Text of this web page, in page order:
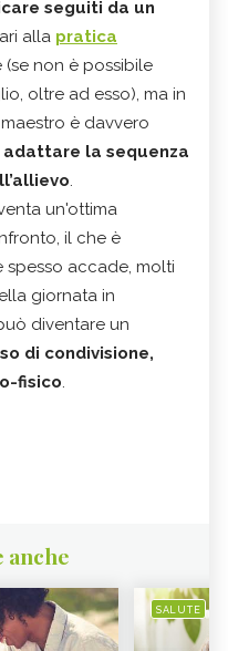
seguiti da un
alla pratica
non è possibile
oltre ad esso), ma in
è davvero
la sequenza
.
un'ottima
il che è
spesso accade, molti
giornata in
diventare un
di condivisione,
fisico.
anche
SALUTE